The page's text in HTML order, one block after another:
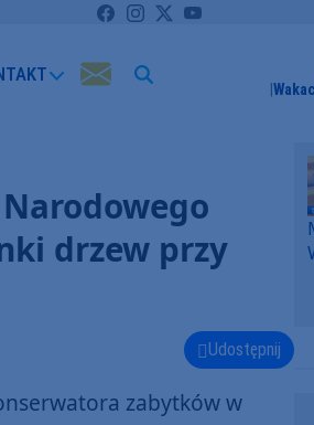
drzew przy
Udostępnij
zabytków w